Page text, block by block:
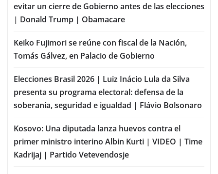
evitar un cierre de Gobierno antes de las elecciones
| Donald Trump | Obamacare
Keiko Fujimori se reúne con fiscal de la Nación,
Tomás Gálvez, en Palacio de Gobierno
Elecciones Brasil 2026 | Luiz Inácio Lula da Silva
presenta su programa electoral: defensa de la
soberanía, seguridad e igualdad | Flávio Bolsonaro
Kosovo: Una diputada lanza huevos contra el
primer ministro interino Albin Kurti | VIDEO | Time
Kadrijaj | Partido Vetevendosje